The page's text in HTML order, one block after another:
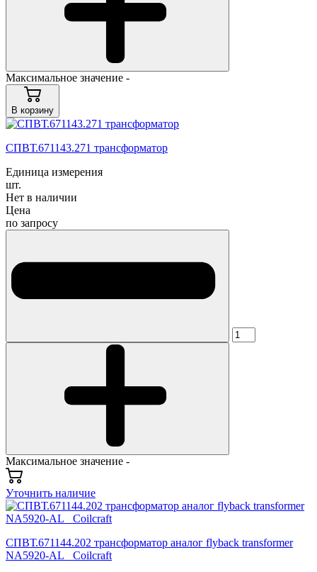
Максимальное значение -
В корзину
СПВТ.671143.271 трансформатор
Единица измерения
шт.
Нет в наличии
Цена
по запросу
Максимальное значение -
Уточнить наличие
СПВТ.671144.202 трансформатор аналог flyback transformer
NA5920-AL_ Coilcraft